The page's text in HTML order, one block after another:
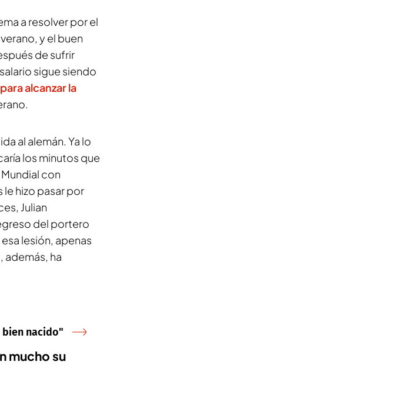
a resolver por el
y el buen
de sufrir
sigue siendo
alcanzar la
al alemán. Ya lo
los minutos que
con
le hizo pasar por
Julian
del portero
lesión, apenas
además, ha
bien nacido"
mucho su